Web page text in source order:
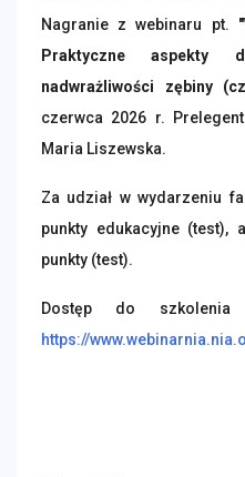
Nagranie z webinaru pt.
Praktyczne
nadwrażliwości zębiny
czerwca 2026 r.
Maria Liszewska.
Za udział w wydarzeniu
punkty edukacyjne (test),
punkty (test).
Dostęp do
https://